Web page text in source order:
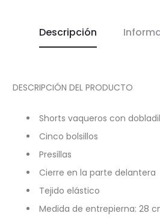
Descripción
DESCRIPCIÓN DEL PRODUCTO
Shorts vaqueros con
Cinco bolsillos
Presillas
Cierre en la parte delantera
Tejido elástico
Medida de entrepierna: 28